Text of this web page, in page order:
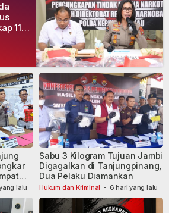
11
lalu Hukum dan Kriminal - 6 hari yang lalu
Sabu 3 Kilogram Tujuan Jambi
Digagalkan di Tanjungpinang,
Dua Pelaku Diamankan